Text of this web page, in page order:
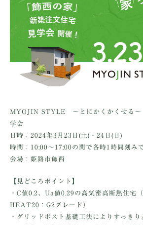
MYOJIN STYLE 〜とにかくかくせる〜
学会
日時：2024年3月23日(土)・24日(日)
時間：10:00〜17:00の間で各時1時間刻み
会場：姫路市飾西
【見どころポイント】
・C値0.2、Ua値0.29の高気密高断熱住宅
HEAT20：G2グレード）
・グリッドポスト基礎工法によりすっき